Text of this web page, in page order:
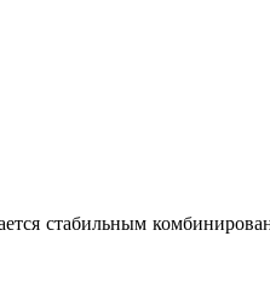
стабильным